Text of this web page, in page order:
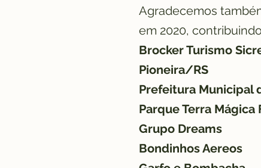
Agradecemos
em 2020,
Brocker Turismo
Pioneira/RS
Prefeitura Municipal
Parque Terra Mágica
Grupo Dreams
Bondinhos Aereos